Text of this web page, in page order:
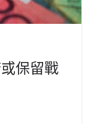
保留戰